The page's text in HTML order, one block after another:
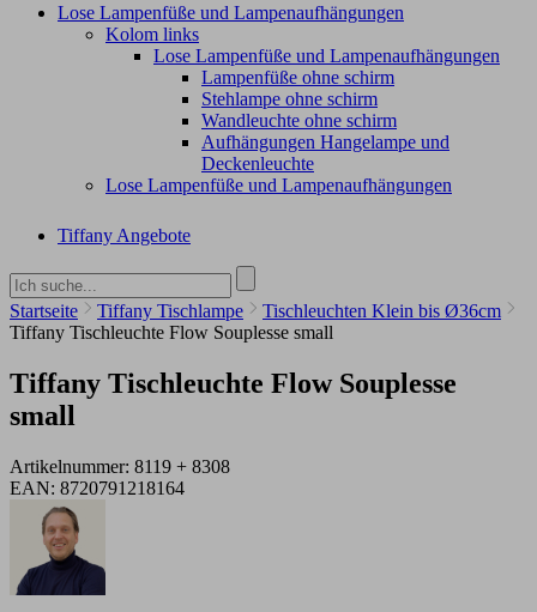
Lose Lampenfüße und Lampenaufhängungen
Kolom links
Lose Lampenfüße und Lampenaufhängungen
Lampenfüße ohne schirm
Stehlampe ohne schirm
Wandleuchte ohne schirm
Aufhängungen Hangelampe und
Deckenleuchte
Lose Lampenfüße und Lampenaufhängungen
Tiffany Angebote
Startseite Tiffany Tischlampe
Tischleuchten Klein bis Ø36cm
Tiffany Tischleuchte Flow Souplesse small
Tiffany Tischleuchte Flow Souplesse
small
Artikelnummer: 8119 + 8308
EAN: 8720791218164